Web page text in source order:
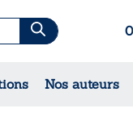
Nos auteurs